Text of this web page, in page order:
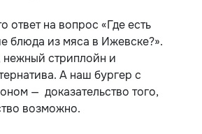
ответ на вопрос «Где есть
блюда из мяса в Ижевске?».
стриплойн и
А наш бургер с
— доказательство того,
возможно.